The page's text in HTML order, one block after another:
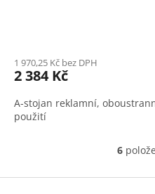
1 970,25 Kč bez DPH
2 384 Kč
A-stojan reklamní,
použití
6
Z